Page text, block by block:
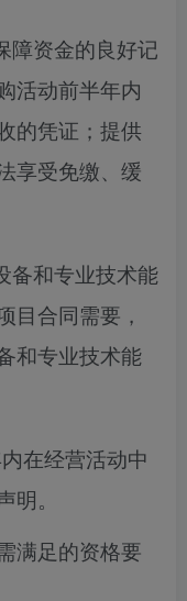
障资金的良好记
活动前半年内
的凭证；提供
享受免缴、缓
备和专业技术能
目合同需要，
和专业技术能
在经营活动中
明。
满足的资格要